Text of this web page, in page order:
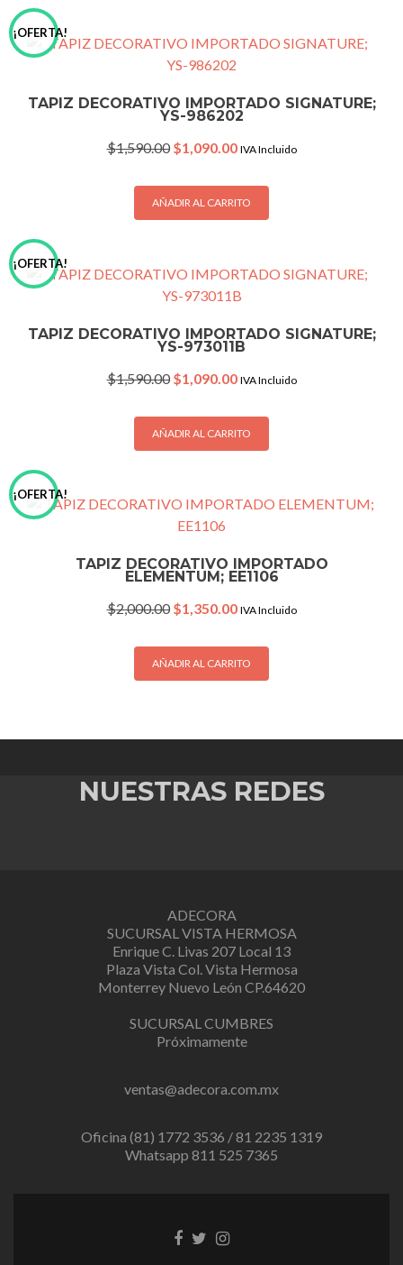
¡OFERTA!
TAPIZ DECORATIVO IMPORTADO SIGNATURE;
YS-986202
$1,590.00 Original
was:
$1,590.00.
$1,090.00Current
is:
$1,090.00.
IVA Incluido
AÑADIR AL CARRITO
¡OFERTA!
TAPIZ DECORATIVO IMPORTADO SIGNATURE;
YS-973011B
$1,590.00 Original
was:
$1,590.00.
$1,090.00Current
is:
$1,090.00.
IVA Incluido
AÑADIR AL CARRITO
¡OFERTA!
TAPIZ DECORATIVO IMPORTADO
ELEMENTUM; EE1106
$2,000.00 Original
was:
$2,000.00.
$1,350.00Current
is:
$1,350.00.
IVA Incluido
AÑADIR AL CARRITO
NUESTRAS REDES
ADECORA
SUCURSAL VISTA HERMOSA
Enrique C. Livas 207 Local 13
Plaza Vista Col. Vista Hermosa
Monterrey Nuevo León CP.64620
SUCURSAL CUMBRES
Próximamente
ventas@adecora.com.mx
Oficina (81) 1772 3536 / 81 2235 1319
Whatsapp 811 525 7365
Facebook
TwitterInstagram